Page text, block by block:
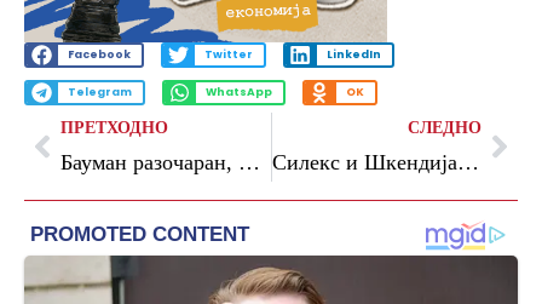
Facebook Twitter LinkedIn
Telegram WhatsApp OK
ПРЕТХОДНО
Бауман разочаран, Нојер ќе брани на СП
СЛЕДНО
Силекс и Шкендија утре ќе се борат за трофејот во Купот